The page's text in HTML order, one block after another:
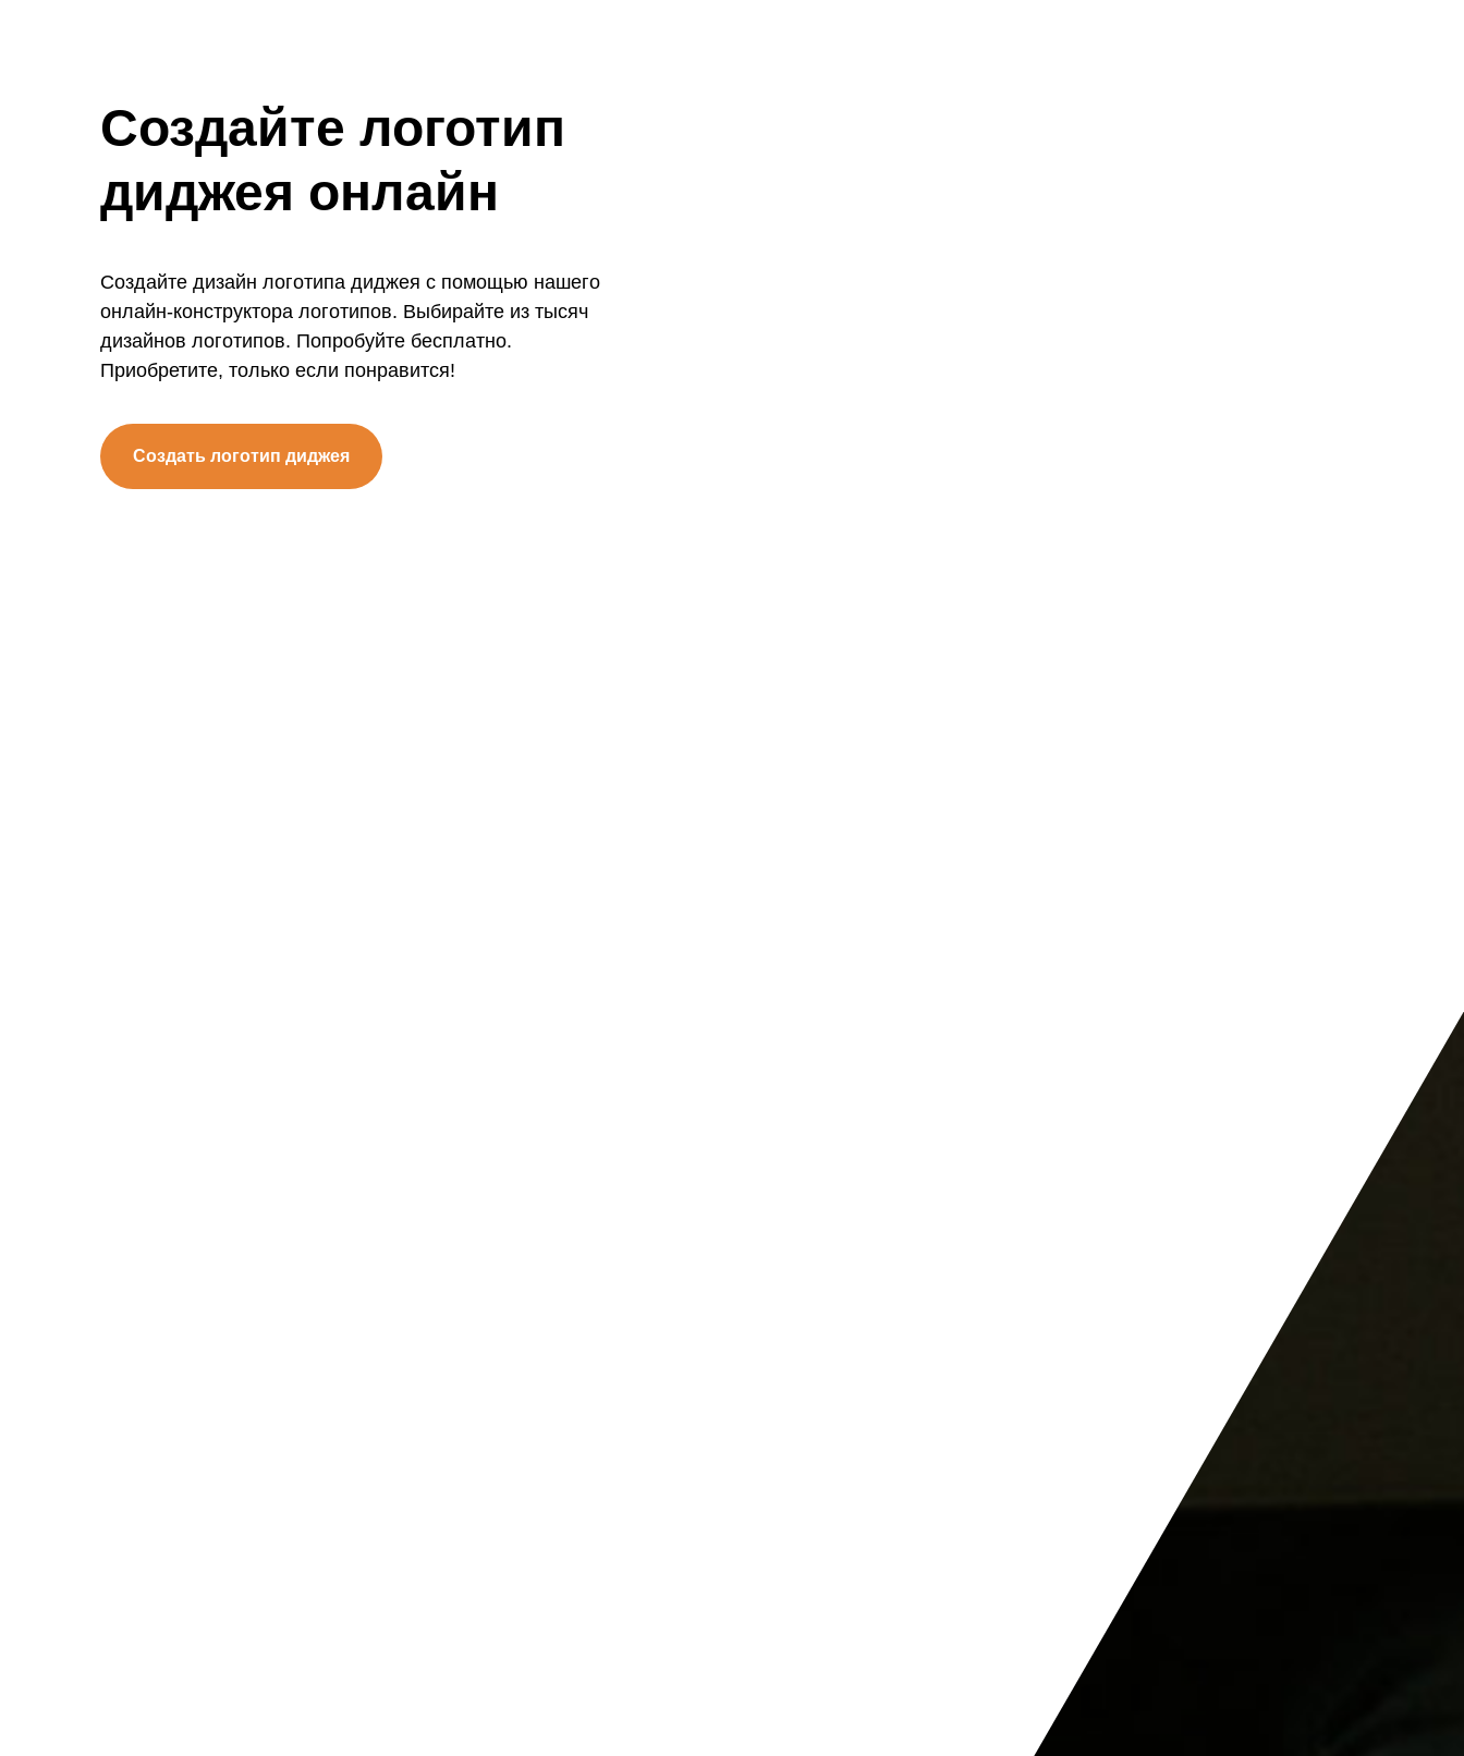
Создайте логотип
диджея онлайн
Создайте дизайн логотипа диджея с помощью нашего
онлайн-конструктора логотипов. Выбирайте из тысяч
дизайнов логотипов. Попробуйте бесплатно.
Приобретите, только если понравится!
Создать логотип диджея